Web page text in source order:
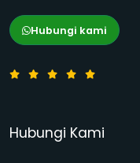
Hubungi kami
Hubungi Kami